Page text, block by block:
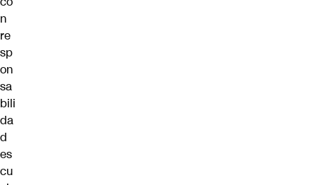
n
re
sp
on
sa
bili
da
d
es
cu